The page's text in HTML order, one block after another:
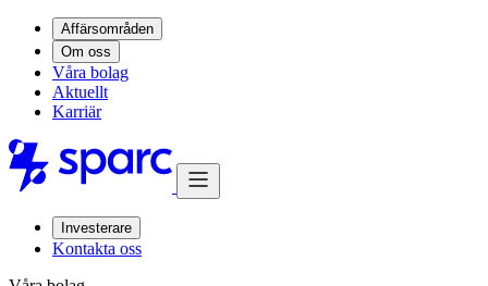
Affärsområden
Om oss
Våra bolag
Aktuellt
Karriär
Investerare
Kontakta oss